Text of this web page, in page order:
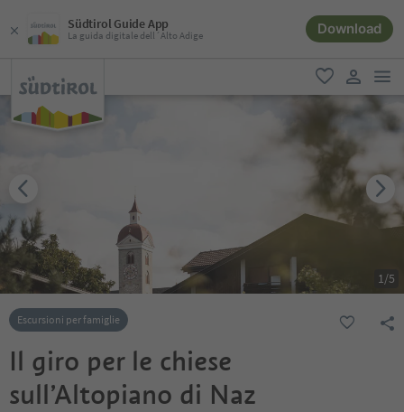
Südtirol Guide App
La guida digitale dell´Alto Adige Download
favoriti
user link
1/5
Escursioni per famiglie
Il giro per le chiese
sull’Altopiano di Naz